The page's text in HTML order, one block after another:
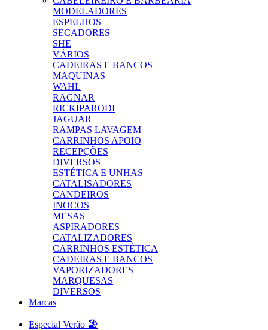
MODELADORES
ESPELHOS
SECADORES
SHE
VÁRIOS
CADEIRAS E BANCOS
MAQUINAS
WAHL
RAGNAR
RICKIPARODI
JAGUAR
RAMPAS LAVAGEM
CARRINHOS APOIO
RECEPÇÕES
DIVERSOS
ESTÉTICA E UNHAS
CATALISADORES
CANDEIROS
INOCOS
MESAS
ASPIRADORES
CATALIZADORES
CARRINHOS ESTÉTICA
CADEIRAS E BANCOS
VAPORIZADORES
MARQUESAS
DIVERSOS
Marcas
Especial Verão 🏖️